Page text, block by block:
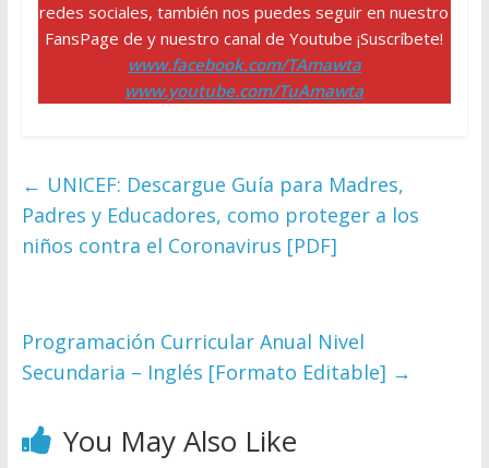
redes sociales, también nos puedes seguir en nuestro
FansPage de y nuestro canal de Youtube ¡Suscríbete!
www.facebook.com/TAmawta
www.youtube.com/TuAmawta
← UNICEF: Descargue Guía para Madres,
Padres y Educadores, como proteger a los
niños contra el Coronavirus [PDF]
Programación Curricular Anual Nivel
Secundaria – Inglés [Formato Editable] →
You May Also Like